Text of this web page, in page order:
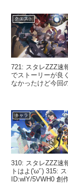
クエスト
721: スタレZZZ速
でストーリーが良
なかったけど今回
キャラ
310: スタレZZZ速
トはよ('ω'`) 315:
ID:wlY/5VWH0 創